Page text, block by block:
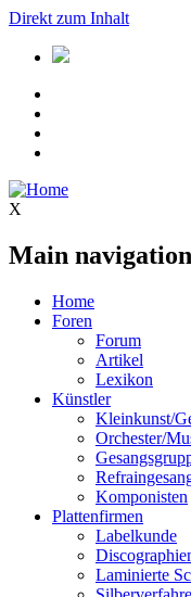
Direkt zum Inhalt
X
Main navigation
Home
Foren
Forum
Artikel
Lexikon
Künstler
Kleinkunst/
Orchester/
Komponisten
Plattenfirmen
Labelkunde
Laminierte